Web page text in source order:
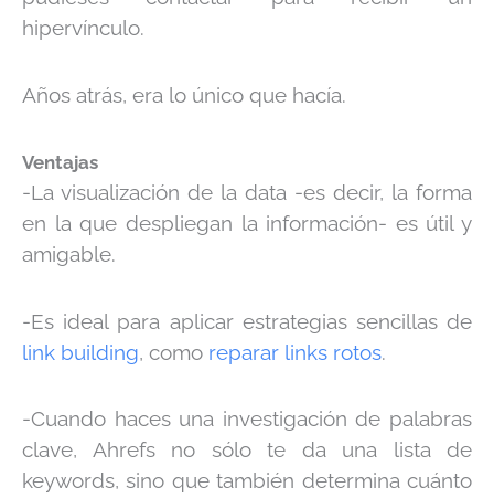
hipervínculo.
Años atrás, era lo único que hacía.
Ventajas
-La visualización de la data -es decir, la forma
en la que despliegan la información- es útil y
amigable.
-Es ideal para aplicar estrategias sencillas de
link building, como reparar links rotos.
-Cuando haces una investigación de palabras
clave, Ahrefs no sólo te da una lista de
keywords, sino que también determina cuánto